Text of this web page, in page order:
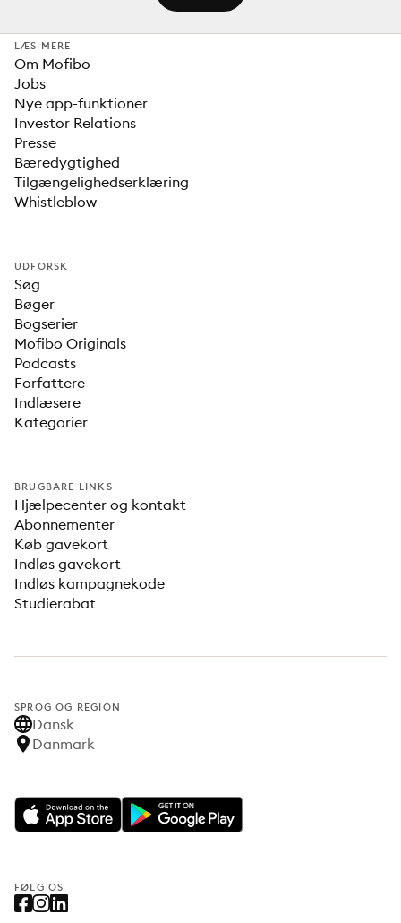
LÆS MERE
Om Mofibo
Jobs
Nye app-funktioner
Investor Relations
Presse
Bæredygtighed
Tilgængelighedserklæring
Whistleblow
UDFORSK
Søg
Bøger
Bogserier
Mofibo Originals
Podcasts
Forfattere
Indlæsere
Kategorier
BRUGBARE LINKS
Hjælpecenter og kontakt
Abonnementer
Køb gavekort
Indløs gavekort
Indløs kampagnekode
Studierabat
SPROG OG REGION
Dansk
Danmark
FØLG OS